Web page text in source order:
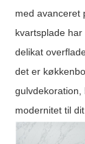
med avanceret
kvartsplade
delikat
det er
gulvdekoration,
modernitet til dit